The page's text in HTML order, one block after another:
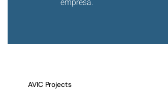
empresa.
AVIC Projects